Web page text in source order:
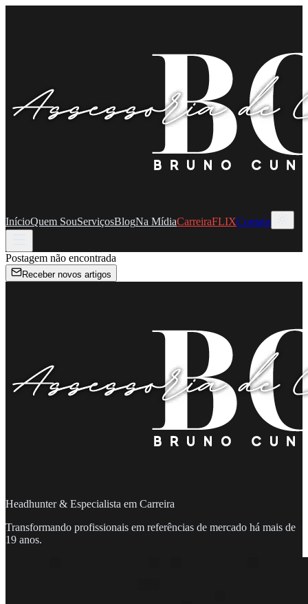
InícioQuem SouServiçosBlogNa MídiaCarreiraFLIXContato
Postagem não encontrada
Receber novos artigos
Headhunter & Especialista em Carreira
Transformando profissionais em referências de mercado há mais de
19 anos.